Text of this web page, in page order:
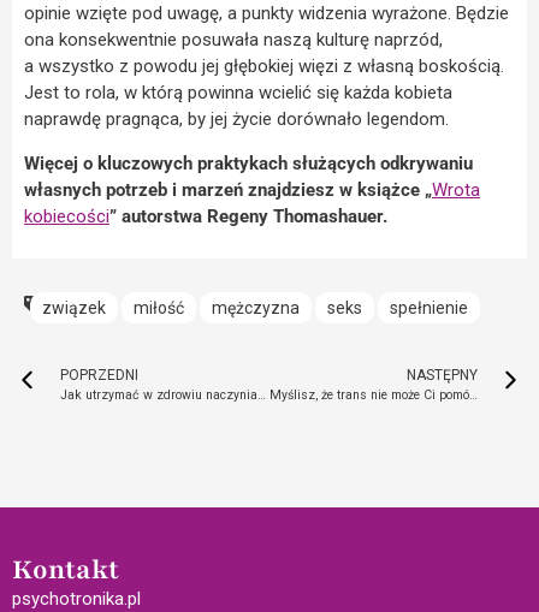
opinie wzięte pod uwagę, a punkty widzenia wyrażone. Będzie
ona konsekwentnie posuwała naszą kulturę naprzód,
a wszystko z powodu jej głębokiej więzi z własną boskością.
Jest to rola, w którą powinna wcielić się każda kobieta
naprawdę pragnąca, by jej życie dorównało legendom.
Więcej o kluczowych praktykach służących odkrywaniu
własnych potrzeb i marzeń znajdziesz w książce „Wrota
kobiecości” autorstwa Regeny Thomashauer.
związek miłość mężczyzna seks spełnienie
POPRZEDNI
Jak utrzymać w zdrowiu naczynia krwionośne?
NASTĘPNY
Myślisz, że trans nie może Ci pomóc? Często sam wchodzisz w niego nieświadomie
Kontakt
psychotronika.pl